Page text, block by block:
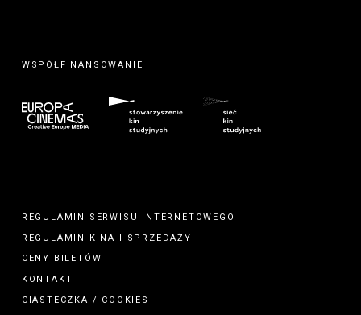
WSPÓŁFINANSOWANIE
REGULAMIN SERWISU INTERNETOWEGO
REGULAMIN KINA I
SPRZEDAŻY
CENY BILETÓW
KONTAKT
CIASTECZKA / COOKIES